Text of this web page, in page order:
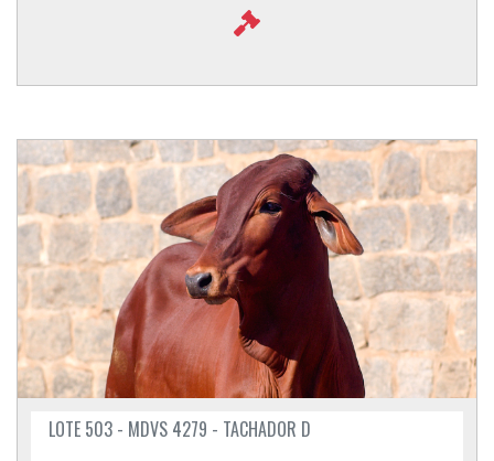
LOTE 503 - MDVS 4279 - TACHADOR D